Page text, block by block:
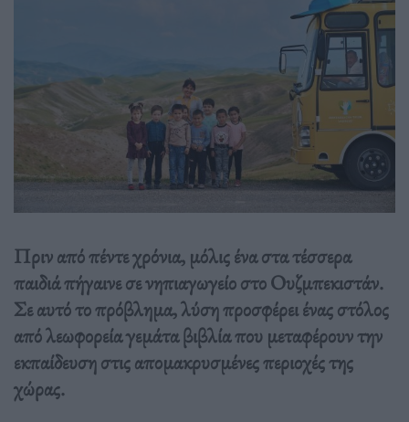
Πριν από πέντε χρόνια, μόλις ένα στα τέσσερα
παιδιά πήγαινε σε νηπιαγωγείο στο Ουζμπεκιστάν.
Σε αυτό το πρόβλημα, λύση προσφέρει ένας στόλος
από λεωφορεία γεμάτα βιβλία που μεταφέρουν την
εκπαίδευση στις απομακρυσμένες περιοχές της
χώρας.